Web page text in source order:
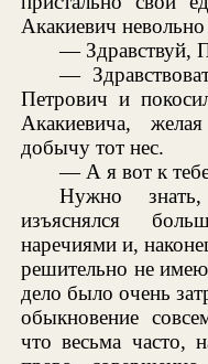
Акакиевич
— Здравствуй,
—
Петрович и
Акакиевича,
добычу тот нес.
— А я вот к
Нужно
изъяснялся
наречиями и,
решительно не
дело было очень
обыкновение
что весьма часто,